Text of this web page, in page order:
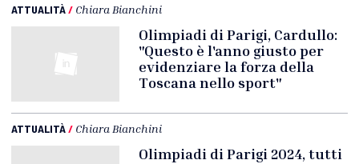
ATTUALITÀ/ Chiara Bianchini
Olimpiadi di Parigi, Cardullo:
"Questo è l'anno giusto per
evidenziare la forza della
Toscana nello sport"
ATTUALITÀ/ Chiara Bianchini
Olimpiadi di Parigi 2024, tutti